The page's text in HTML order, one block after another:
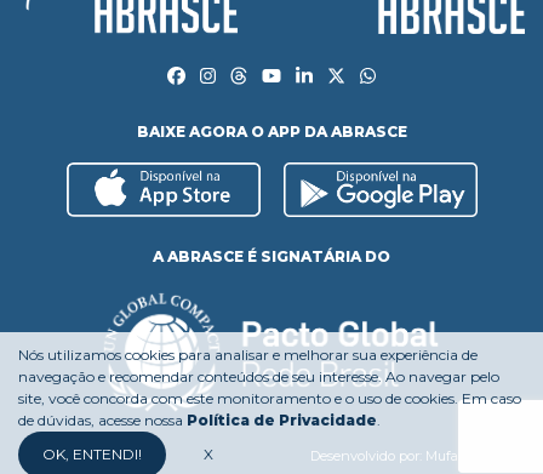
BAIXE AGORA O APP DA ABRASCE
A ABRASCE É SIGNATÁRIA DO
Desenvolvido por: Mufasa Agency
Nós utilizamos cookies para analisar e melhorar sua experiência de
navegação e recomendar conteúdos de seu interesse. Ao navegar pelo
site, você concorda com este monitoramento e o uso de cookies. Em caso
de dúvidas, acesse nossa Política de Privacidade.
OK, ENTENDI!
X